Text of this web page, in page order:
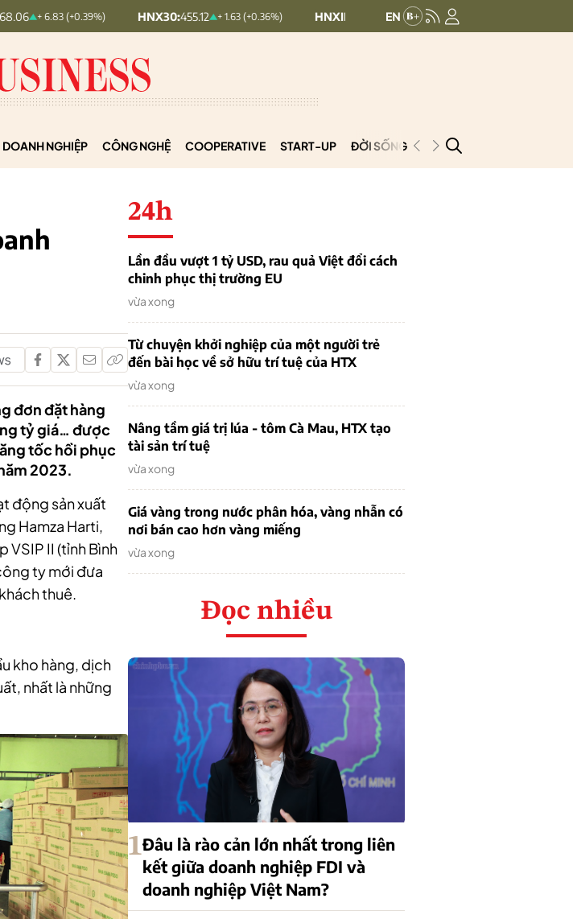
+ 6.83 (+0.39%) HNX30: 455.12 + 1.63 (+0.36%) HNXINDEX:293.44 + 0.25 (+0.09%)
DOANH NGHIỆP CÔNG NGHỆ COOPERATIVE START-UP ĐỜI SỐNG PODCAST
đơn đặt hàng
tỷ giá… được
tốc hồi phục
2023.
động sản xuất
Hamza Harti,
VSIP II (tỉnh Bình
ty mới đưa
thuê.
kho hàng, dịch
nhất là những
24h
Lần đầu vượt 1 tỷ USD, rau quả Việt đổi cách
chinh phục thị trường EU
vừa xong
Từ chuyện khởi nghiệp của một người trẻ
đến bài học về sở hữu trí tuệ của HTX
vừa xong
Nâng tầm giá trị lúa - tôm Cà Mau, HTX tạo
tài sản trí tuệ
vừa xong
Giá vàng trong nước phân hóa, vàng nhẫn có
nơi bán cao hơn vàng miếng
vừa xong
Đọc nhiều
1Đâu là rào cản lớn nhất trong liên
kết giữa doanh nghiệp FDI và
doanh nghiệp Việt Nam?